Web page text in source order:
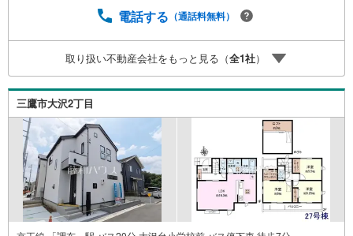
電話する （通話料無料）
取り扱い不動産会社をもっと見る（全1社）
三鷹市大沢2丁目